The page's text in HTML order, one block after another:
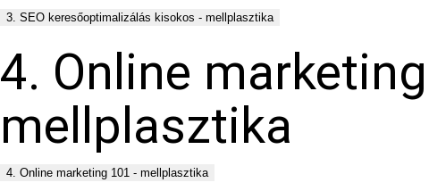
3. SEO keresőoptimalizálás kisokos - mellplasztika
4. Online
mellplasztika
4. Online marketing 101 - mellplasztika